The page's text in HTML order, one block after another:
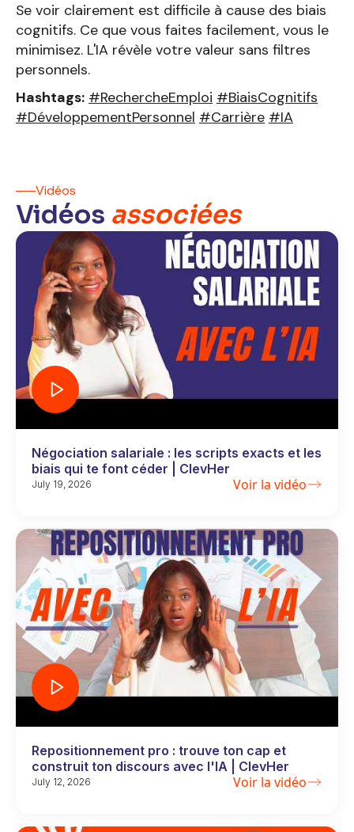
Se voir clairement est difficile à cause des biais
cognitifs. Ce que vous faites facilement, vous le
minimisez. L'IA révèle votre valeur sans filtres
personnels.
Hashtags: #RechercheEmploi #BiaisCognitifs
#DéveloppementPersonnel #Carrière #IA
Vidéos
Vidéos associées
Négociation salariale : les scripts exacts et les
biais qui te font céder | ClevHer
July 19, 2026 Voir la vidéo
Repositionnement pro : trouve ton cap et
construit ton discours avec l'IA | ClevHer
July 12, 2026 Voir la vidéo